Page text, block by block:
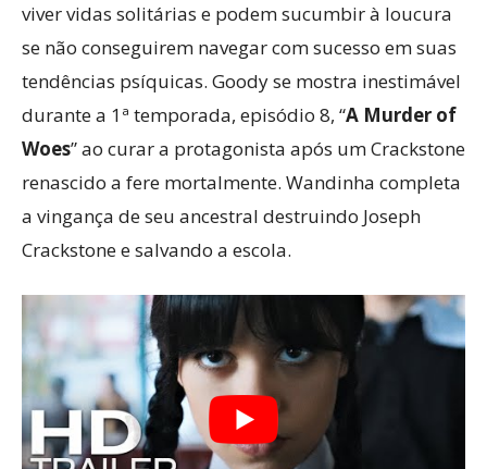
viver vidas solitárias e podem sucumbir à loucura
se não conseguirem navegar com sucesso em suas
tendências psíquicas. Goody se mostra inestimável
durante a 1ª temporada, episódio 8, “A Murder of
Woes” ​​​​ao curar a protagonista após um Crackstone
renascido a fere mortalmente. Wandinha completa
a vingança de seu ancestral destruindo Joseph
Crackstone e salvando a escola.